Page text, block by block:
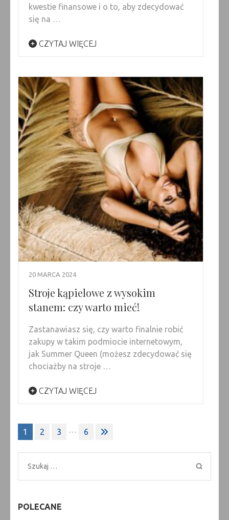
kwestie finansowe i o to, aby zdecydować
się na …
CZYTAJ WIĘCEJ
20 MARCA 2024
Stroje kąpielowe z wysokim
stanem: czy warto mieć!
Zastanawiasz się, czy warto finalnie robić
zakupy w takim podmiocie internetowym,
jak Summer Queen (możesz zdecydować się
chociażby na stroje …
CZYTAJ WIĘCEJ
Stronicowanie
wpisów
1 2 3 6
Szukaj:
POLECANE